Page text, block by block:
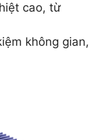
cao, từ
không gian,